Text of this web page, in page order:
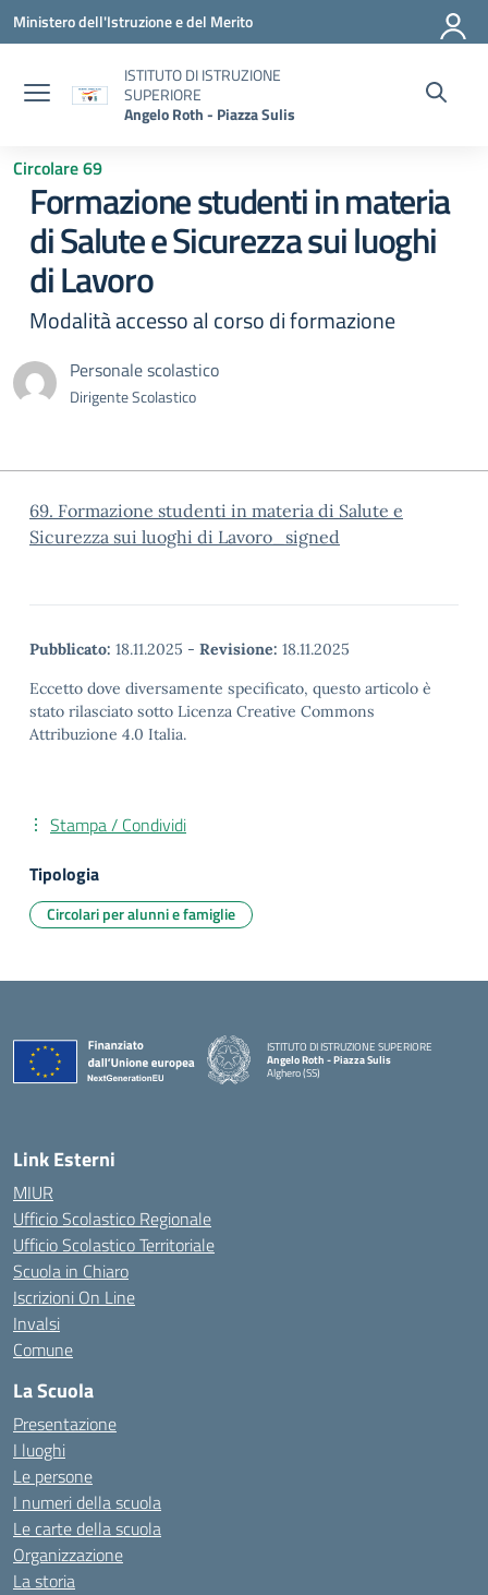
Vai ai contenuti
Vai al menu di navigazione
Vai al footer
Ministero dell'Istruzione e del Merito
ISTITUTO DI ISTRUZIONE
SUPERIORE
Angelo Roth - Piazza Sulis
Circolare 69
Formazione studenti in materia
di Salute e Sicurezza sui luoghi
di Lavoro
Modalità accesso al corso di formazione
Personale scolastico
Dirigente Scolastico
69. Formazione studenti in materia di Salute e
Sicurezza sui luoghi di Lavoro_signed
Pubblicato: 18.11.2025 - Revisione: 18.11.2025
Eccetto dove diversamente specificato, questo articolo è
stato rilasciato sotto Licenza Creative Commons
Attribuzione 4.0 Italia.
Stampa / Condividi
Tipologia
Circolari per alunni e famiglie
ISTITUTO DI ISTRUZIONE SUPERIORE
Angelo Roth - Piazza Sulis
Alghero (SS)
— Visita la pagina iniziale della scuola
Link Esterni
MIUR
Ufficio Scolastico Regionale
Ufficio Scolastico Territoriale
Scuola in Chiaro
Iscrizioni On Line
Invalsi
Comune
La Scuola
Presentazione
I luoghi
Le persone
I numeri della scuola
Le carte della scuola
Organizzazione
La storia